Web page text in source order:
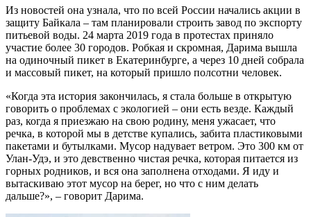
Из новостей она узнала, что по всей России начались акции в
защиту Байкала – там планировали строить завод по экспорту
питьевой воды. 24 марта 2019 года в протестах приняло
участие более 30 городов. Робкая и скромная, Дарима вышла
на одиночный пикет в Екатеринбурге, а через 10 дней собрала
и массовый пикет, на который пришло полсотни человек.
«Когда эта история закончилась, я стала больше в открытую
говорить о проблемах с экологией – они есть везде. Каждый
раз, когда я приезжаю на свою родину, меня ужасает, что
речка, в которой мы в детстве купались, забита пластиковыми
пакетами и бутылками. Мусор надувает ветром. Это 300 км от
Улан-Удэ, и это девственно чистая речка, которая питается из
горных родников, и вся она заполнена отходами. Я иду и
вытаскиваю этот мусор на берег, но что с ним делать
дальше?», – говорит Дарима.